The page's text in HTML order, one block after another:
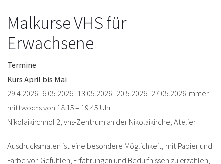
Malkurse VHS für
Erwachsene
Termine
Kurs April bis Mai
29.4.2026 | 6.05.2026 | 13.05.2026 | 20.5.2026 | 27.05.2026 immer
mittwochs von 18:15 – 19:45 Uhr
Nikolaikirchhof 2, vhs-Zentrum an der Nikolaikirche; Atelier
Ausdrucksmalen ist eine besondere Möglichkeit, mit Papier und
Farbe von Gefühlen, Erfahrungen und Bedürfnissen zu erzählen,